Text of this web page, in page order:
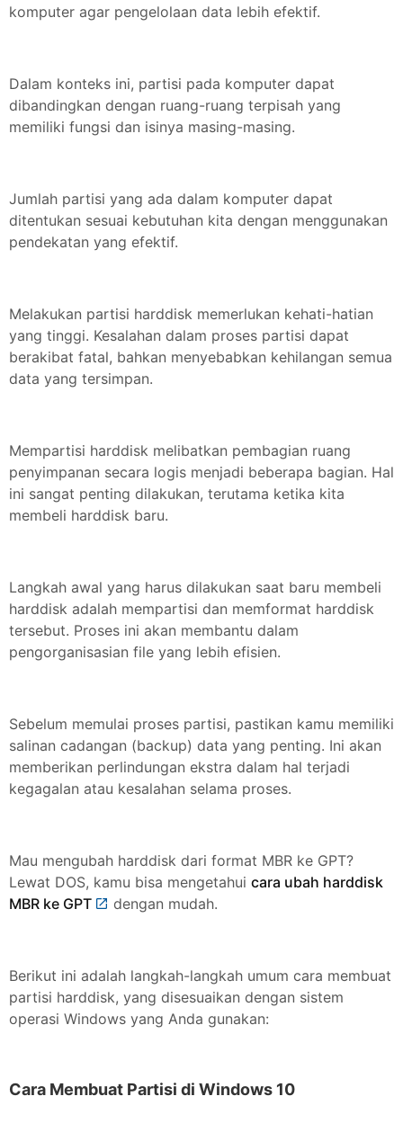
komputer agar pengelolaan data lebih efektif.
Dalam konteks ini, partisi pada komputer dapat
dibandingkan dengan ruang-ruang terpisah yang
memiliki fungsi dan isinya masing-masing.
Jumlah partisi yang ada dalam komputer dapat
ditentukan sesuai kebutuhan kita dengan menggunakan
pendekatan yang efektif.
Melakukan partisi harddisk memerlukan kehati-hatian
yang tinggi. Kesalahan dalam proses partisi dapat
berakibat fatal, bahkan menyebabkan kehilangan semua
data yang tersimpan.
Mempartisi harddisk melibatkan pembagian ruang
penyimpanan secara logis menjadi beberapa bagian. Hal
ini sangat penting dilakukan, terutama ketika kita
membeli harddisk baru.
Langkah awal yang harus dilakukan saat baru membeli
harddisk adalah mempartisi dan memformat harddisk
tersebut. Proses ini akan membantu dalam
pengorganisasian file yang lebih efisien.
Sebelum memulai proses partisi, pastikan kamu memiliki
salinan cadangan (backup) data yang penting. Ini akan
memberikan perlindungan ekstra dalam hal terjadi
kegagalan atau kesalahan selama proses.
Mau mengubah harddisk dari format MBR ke GPT?
Lewat DOS, kamu bisa mengetahui cara ubah harddisk
MBR ke GPT
dengan mudah.
Berikut ini adalah langkah-langkah umum cara membuat
partisi harddisk, yang disesuaikan dengan sistem
operasi Windows yang Anda gunakan:
Cara Membuat Partisi di Windows 10